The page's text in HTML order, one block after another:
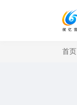
首页